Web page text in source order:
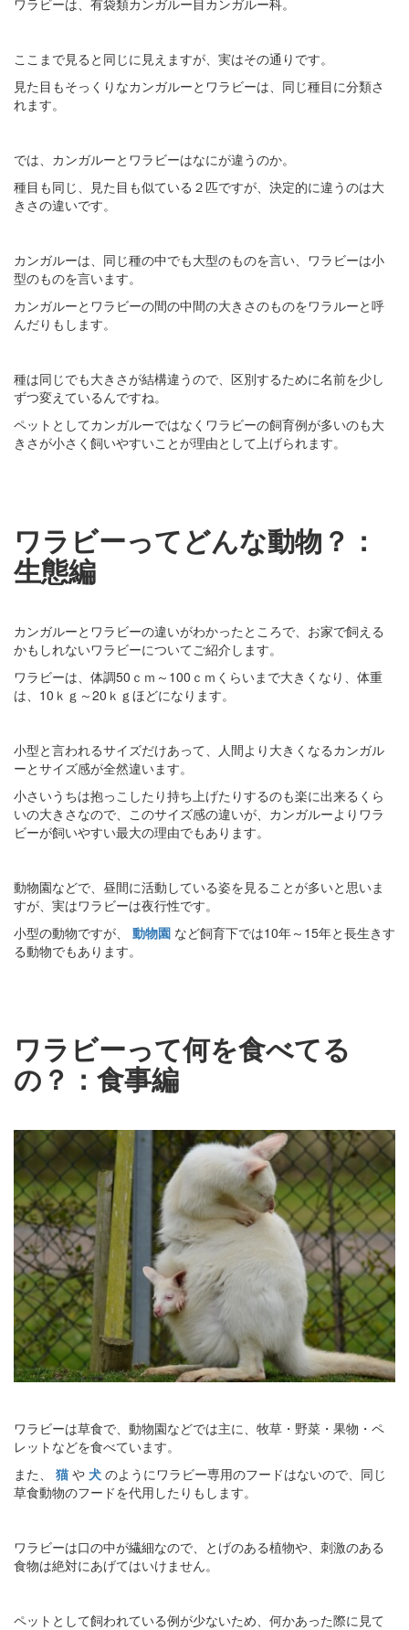
ここまで見ると同じに見えますが、実はその通りです。
見た目もそっくりなカンガルーとワラビーは、同じ種目に分類さ
れます。
では、カンガルーとワラビーはなにが違うのか。
種目も同じ、見た目も似ている２匹ですが、決定的に違うのは大
きさの違いです。
カンガルーは、同じ種の中でも大型のものを言い、ワラビーは小
型のものを言います。
カンガルーとワラビーの間の中間の大きさのものをワラルーと呼
んだりもします。
種は同じでも大きさが結構違うので、区別するために名前を少し
ずつ変えているんですね。
ペットとしてカンガルーではなくワラビーの飼育例が多いのも大
きさが小さく飼いやすいことが理由として上げられます。
ワラビーってどんな動物？：
生態編
カンガルーとワラビーの違いがわかったところで、お家で飼える
かもしれないワラビーについてご紹介します。
ワラビーは、体調50ｃｍ～100ｃｍくらいまで大きくなり、体重
は、10ｋｇ～20ｋｇほどになります。
小型と言われるサイズだけあって、人間より大きくなるカンガル
ーとサイズ感が全然違います。
小さいうちは抱っこしたり持ち上げたりするのも楽に出来るくら
いの大きさなので、このサイズ感の違いが、カンガルーよりワラ
ビーが飼いやすい最大の理由でもあります。
動物園などで、昼間に活動している姿を見ることが多いと思いま
すが、実はワラビーは夜行性です。
小型の動物ですが、 動物園 など飼育下では10年～15年と長生きす
る動物でもあります。
ワラビーって何を食べてる
の？：食事編
ワラビーは草食で、動物園などでは主に、牧草・野菜・果物・ペ
レットなどを食べています。
また、 猫 や 犬 のようにワラビー専用のフードはないので、同じ
草食動物のフードを代用したりもします。
ワラビーは口の中が繊細なので、とげのある植物や、刺激のある
食物は絶対にあげてはいけません。
ペットとして飼われている例が少ないため、何かあった際に見て